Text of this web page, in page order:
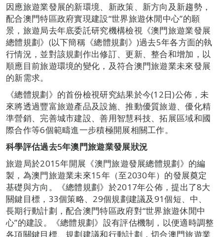
因應旅遊業發展的新環境、新政策、新方向及新趨勢，
配合澳門特區政府實現建設“世界旅遊休閒中心”的願
景，旅遊局去年底委託研究機構檢視《澳門旅遊業發展
總體規劃》(以下簡稱《總體規劃》)過去5年各方面的執
行情況，並對該規劃作出修訂、更新、整合和增加，以
順應目前旅遊環境的變化，及符合澳門旅遊業未來發展
的新需求。
《總體規劃》的首份檢視研究結果於今(12日)公佈，未
來將透過豐富旅遊產品及設施、推動優質旅遊、優化精
準營銷、完善城市建設、善用智慧科技、拓展區域和國
際合作等6個範疇進一步積極開展相關工作。
科學評估過去5年澳門旅遊業發展狀況
旅遊局於2015年開展《澳門旅遊發展總體規劃》的編
製，為澳門旅遊業未來15年（至2030年）的發展奠定
基礎與方向。《總體規劃》於2017年公佈，提出了8大
關鍵目標，33個策略、29個規劃建議及91個短、中、
長期行動計劃，配合澳門特區政府對“世界旅遊休閒中
心”的建設。《總體規劃》設有評估機制，以便適時調整
各項關鍵目標、規劃建議和行動計劃，切合澳門旅遊業